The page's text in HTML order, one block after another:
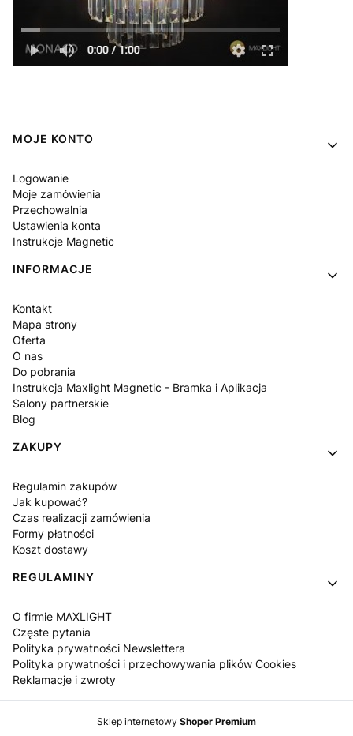
Linki w stopce
MOJE KONTO
Logowanie
Moje zamówienia
Przechowalnia
Ustawienia konta
Instrukcje Magnetic
INFORMACJE
Kontakt
Mapa strony
Oferta
O nas
Do pobrania
Instrukcja Maxlight Magnetic - Bramka i Aplikacja
Salony partnerskie
Blog
ZAKUPY
Regulamin zakupów
Jak kupować?
Czas realizacji zamówienia
Formy płatności
Koszt dostawy
REGULAMINY
O firmie MAXLIGHT
Częste pytania
Polityka prywatności Newslettera
Polityka prywatności i przechowywania plików Cookies
Reklamacje i zwroty
Sklep internetowy Shoper Premium